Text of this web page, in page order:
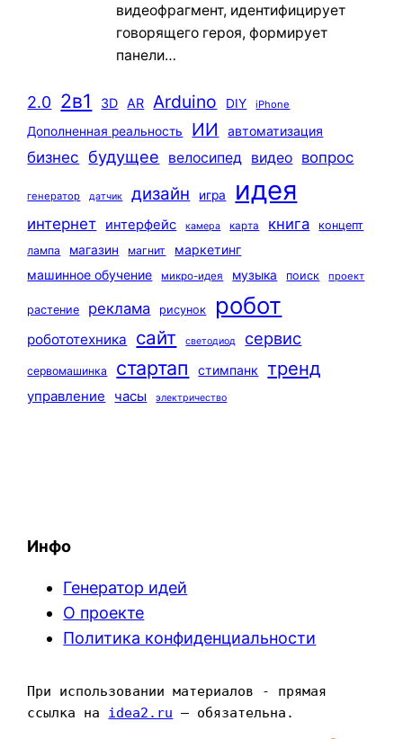
видеофрагмент, идентифицирует
говорящего героя, формирует
панели…
2.0 2в1 3D AR Arduino DIY iPhone
Дополненная реальность ИИ автоматизация
бизнес будущее велосипед видео вопрос
генератор датчик дизайн игра идея
интернет интерфейс камера карта книга
концепт
лампа
магазин магнит
маркетинг
машинное обучение
микро-идея музыка поиск проект
растение реклама рисунок робот
робототехника сайт светодиод сервис
сервомашинка стартап стимпанк тренд
управление часы электричество
Инфо
Генератор идей
О проекте
Политика конфиденциальности
При использовании материалов - прямая
ссылка на idea2.ru — обязательна.